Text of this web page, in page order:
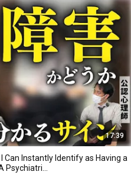
17:39
Can Instantly Identify as Having a